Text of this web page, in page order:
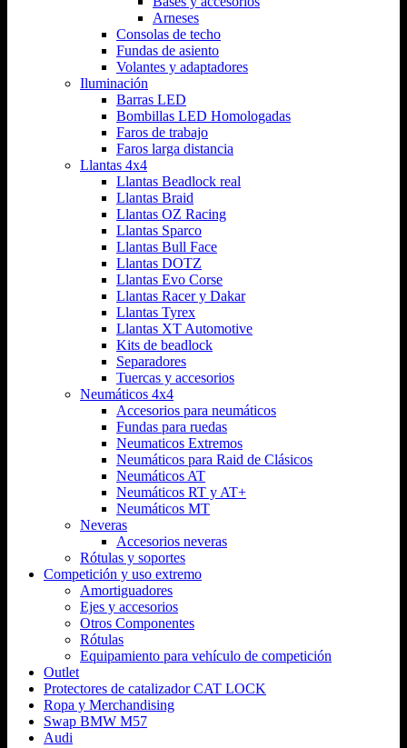
Arneses
Consolas de techo
Fundas de asiento
Volantes y adaptadores
Iluminación
Barras LED
Bombillas LED Homologadas
Faros de trabajo
Faros larga distancia
Llantas 4x4
Llantas Beadlock real
Llantas Braid
Llantas OZ Racing
Llantas Sparco
Llantas Bull Face
Llantas DOTZ
Llantas Evo Corse
Llantas Racer y Dakar
Llantas Tyrex
Llantas XT Automotive
Kits de beadlock
Separadores
Tuercas y accesorios
Neumáticos 4x4
Accesorios para neumáticos
Fundas para ruedas
Neumaticos Extremos
Neumáticos para Raid de Clásicos
Neumáticos AT
Neumáticos RT y AT+
Neumáticos MT
Neveras
Accesorios neveras
Rótulas y soportes
Competición y uso extremo
Amortiguadores
Ejes y accesorios
Otros Componentes
Rótulas
Equipamiento para vehículo de competición
Outlet
Protectores de catalizador CAT LOCK
Ropa y Merchandising
Swap BMW M57
Audi